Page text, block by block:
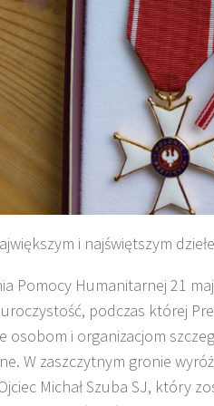
i najświętszym
Pomocy Humanitarnej 21
podczas której
osobom i organizacjom
W zaszczytnym gronie
Michał Szuba SJ, który